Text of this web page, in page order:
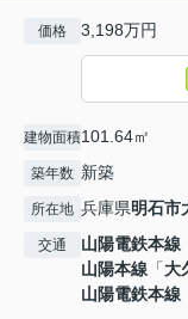
価格 3,198万円
建物面積101.64㎡
築年数 新築
所在地 兵庫県明石市
交通 山陽電鉄本線
山陽本線 「大
山陽電鉄本線